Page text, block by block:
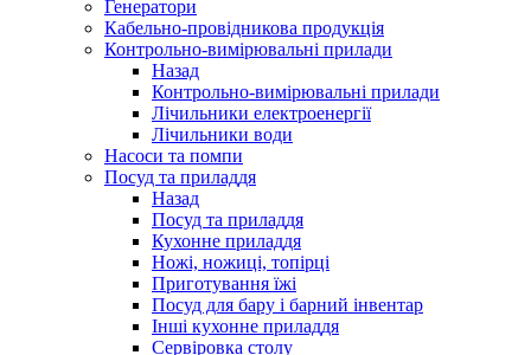
Генератори
Кабельно-провідникова продукція
Контрольно-вимірювальні прилади
Назад
Контрольно-вимірювальні прилади
Лічильники електроенергії
Лічильники води
Насоси та помпи
Посуд та приладдя
Назад
Посуд та приладдя
Кухонне приладдя
Ножі, ножиці, топірці
Приготування їжі
Посуд для бару і барний інвентар
Інші кухонне приладдя
Сервіровка столу